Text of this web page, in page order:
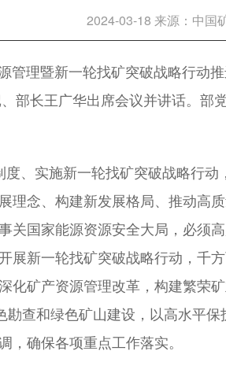
2024-03-18 来源：中国
管理暨新一轮找矿突破战略行动
部长王广华出席会议并讲话。
、实施新一轮找矿突破战略行
理念、构建新发展格局、推动
关国家能源资源安全大局，必须
展新一轮找矿突破战略行动，千
化矿产资源管理改革，构建繁荣
勘查和绿色矿山建设，以高水平
确保各项重点工作落实。